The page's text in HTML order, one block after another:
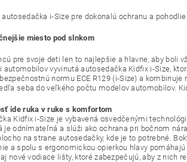
autosedačka i-Size pre dokonalú ochranu a
miesto pod slnkom
pre svoje deti len to najlepšie a hlavne, aby boli
automobilov vyvinutá autosedačka Kidfix i-Size,
normu ECE R129 (i-Size) a
seba do veľkého počtu modelov automobilov.
ide ruka v ruke s komfortom
Kidfix i-Size je vybavená osvedčenými
je odnímateľná a slúži ako ochrana pri bočnom
na strane autosedačky, kde je to potrebné.
a spolu s ergonomickou opierkou hlavy
nové vodiace lišty, ktoré zabezpečujú, aby z nich